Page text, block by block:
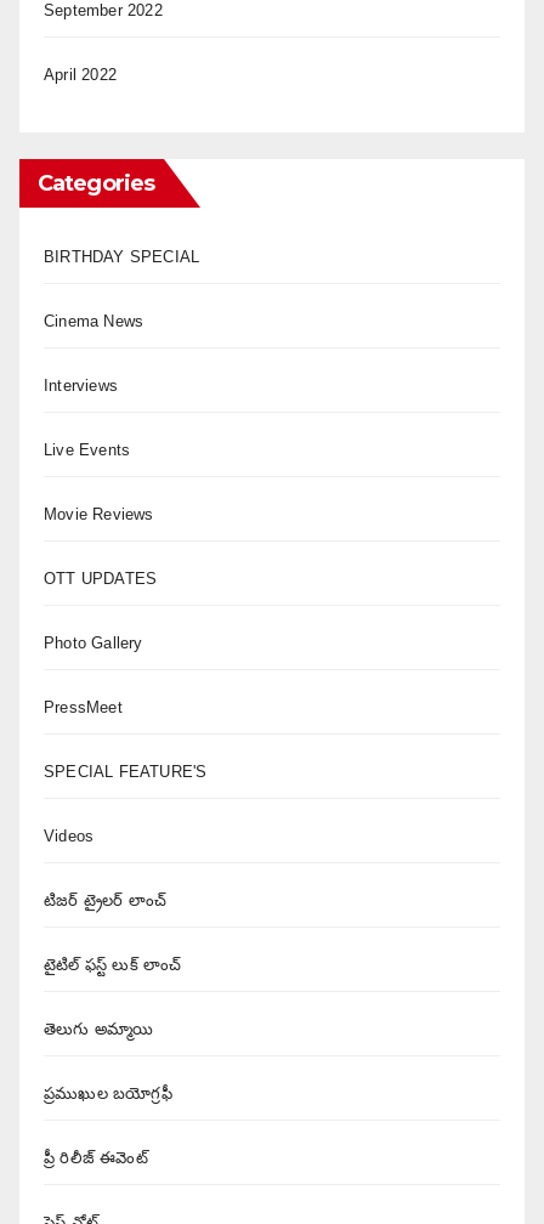
September 2022
April 2022
Categories
BIRTHDAY SPECIAL
Cinema News
Interviews
Live Events
Movie Reviews
OTT UPDATES
Photo Gallery
PressMeet
SPECIAL FEATURE'S
Videos
టిజర్ ట్రైలర్ లాంచ్
టైటిల్ ఫస్ట్ లుక్ లాంచ్
తెలుగు అమ్మాయి
ప్రముఖుల బయోగ్రఫీ
ప్రీ రిలీజ్ ఈవెంట్